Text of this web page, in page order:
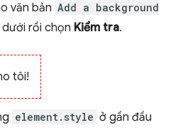
văn bản Add a background
rồi chọn Kiểm tra.
tôi!
element.style ở gần đầu